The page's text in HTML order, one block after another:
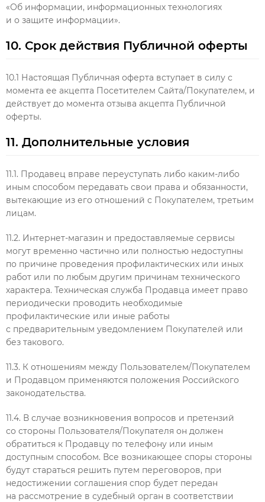
«Об информации, информационных технологиях
и о защите информации».
10. Срок действия Публичной оферты
10.1 Настоящая Публичная оферта вступает в силу с
момента ее акцепта Посетителем Сайта/Покупателем, и
действует до момента отзыва акцепта Публичной
оферты.
11. Дополнительные условия
11.1. Продавец вправе переуступать либо каким-либо
иным способом передавать свои права и обязанности,
вытекающие из его отношений с Покупателем, третьим
лицам.
11.2. Интернет-магазин и предоставляемые сервисы
могут временно частично или полностью недоступны
по причине проведения профилактических или иных
работ или по любым другим причинам технического
характера. Техническая служба Продавца имеет право
периодически проводить необходимые
профилактические или иные работы
с предварительным уведомлением Покупателей или
без такового.
11.3. К отношениям между Пользователем/Покупателем
и Продавцом применяются положения Российского
законодательства.
11.4. В случае возникновения вопросов и претензий
со стороны Пользователя/Покупателя он должен
обратиться к Продавцу по телефону или иным
доступным способом. Все возникающее споры стороны
будут стараться решить путем переговоров, при
недостижении соглашения спор будет передан
на рассмотрение в судебный орган в соответствии